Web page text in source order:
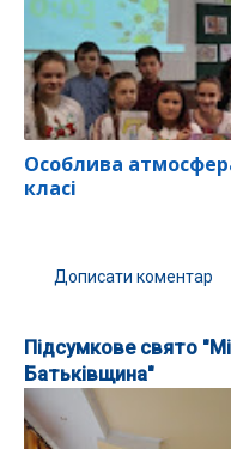
Особлива
класі
Дописати коментар
Підсумкове свято
Батьківщина"